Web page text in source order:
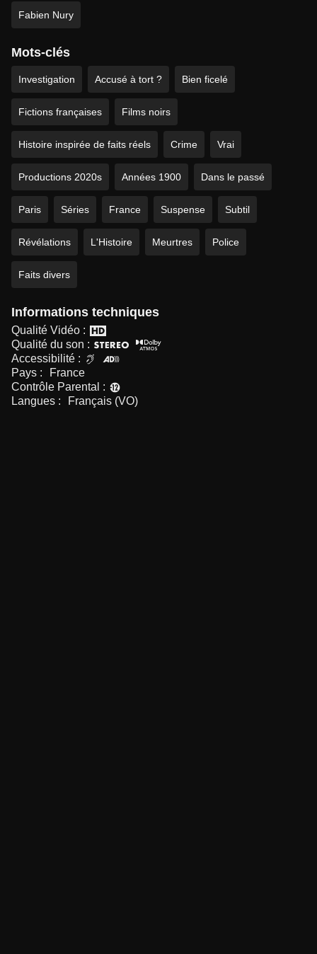
Fabien Nury
Mots-clés
Investigation Accusé à tort ? Bien ficelé
Fictions françaises Films noirs
Histoire inspirée de faits réels Crime Vrai
Productions 2020s Années 1900 Dans le passé
Paris Séries France Suspense Subtil
Révélations L'Histoire Meurtres Police
Faits divers
Informations techniques
Qualité Vidéo :
Qualité du son :
Accessibilité :
Pays :
France
Contrôle Parental :
Langues :
Français (VO)